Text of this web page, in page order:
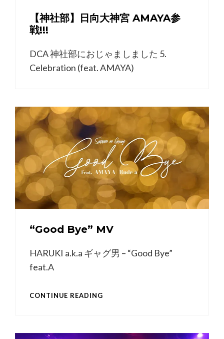
【神社部】日向大神宮 AMAYA参
戦!!!
DCA 神社部におじゃましました 5.
Celebration (feat. AMAYA)
“Good Bye” MV
HARUKI a.k.a ギャグ男 – “Good Bye”
feat.A
CONTINUE READING“GOOD